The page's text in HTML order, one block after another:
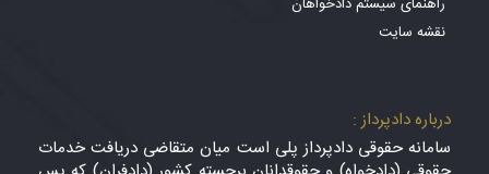
نقشه سایت
درباره دادپرداز :
سامانه حقوقی دادپرداز پلی است میان متقاضی دریافت خدمات